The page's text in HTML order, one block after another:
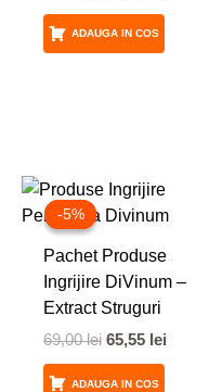
ADAUGA IN COS
-5%
-5%
Pachet Produse
Ingrijire DiVinum –
Extract Struguri
69,00lei
Prețul
inițial
a
fost:
69,00 lei.
65,55 lei
este:
ADAUGA IN COS